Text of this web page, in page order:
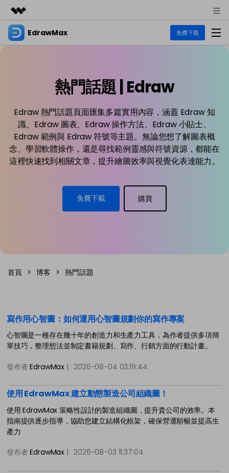
精選產品
新聞中心
商店
支援
EdrawMax 免费下载
EdrawMax
EdrawMind
心智圖與腦力激盪工具
EdrawProj
商業用途
流程圖
技術用途
UML
所有圖表類型>>
資源
資源範本
EdrawMax 社區
支援
EdrawMax 教程 > EdrawMind 教程 >
搜索
熱門話題 | Edraw
Edraw 熱門話題頁面匯集多篇實用內容，涵蓋 Edraw 知
識、Edraw 圖表、Edraw 操作方法、Edraw 小貼士、
Edraw 範例與 Edraw 符號等主題。無論您想了解圖表概
念、學習軟體操作，還是尋找範例靈感與符號資源，都能在
這裡快速找到相關文章，提升繪圖效率與視覺化表達能力。
免費下載 購買
首頁 > 博客 > 熱門話題
寫作用心智圖：如何運用心智圖規劃你的寫作專案
心智圖是一種存在幾十年的創造力和生產力工具，為作者提供多項簡
單技巧，整理想法並制定書籍規劃、寫作、行銷方面的行動計畫。
發布者EdrawMax | 2026-08-04 03:19:44
使用 EdrawMax 建立動態製造公司組織圖！
使用 EdrawMax 策略性設計的製造組織圖，提升貴公司的效率。本
指南提供逐步指導，協助您建立結構化框架，確保營運順暢並提高生
產力
發布者EdrawMax | 2026-08-03 11:37:04